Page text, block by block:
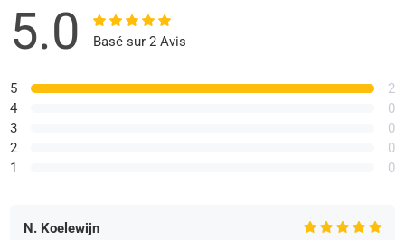
5.0 Basé sur 2 Avis
5
4
3
2
1
2
0
0
0
0
N. Koelewijn